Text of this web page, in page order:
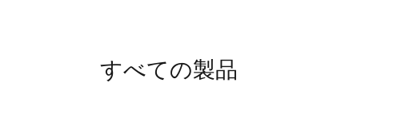
すべての製品